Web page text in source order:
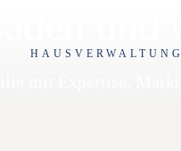
HAUSVERWALTUNG